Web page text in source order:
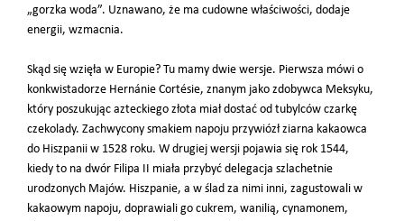
„gorzka woda”. Uznawano, że ma cudowne właściwości, dodaje
energii, wzmacnia.
Skąd się wzięła w Europie? Tu mamy dwie wersje. Pierwsza mówi o
konkwistadorze Hernánie Cortésie, znanym jako zdobywca Meksyku,
który poszukując azteckiego złota miał dostać od tubylców czarkę
czekolady. Zachwycony smakiem napoju przywiózł ziarna kakaowca
do Hiszpanii w 1528 roku. W drugiej wersji pojawia się rok 1544,
kiedy to na dwór Filipa II miała przybyć delegacja szlachetnie
urodzonych Majów. Hiszpanie, a w ślad za nimi inni, zagustowali w
kakaowym napoju, doprawiali go cukrem, wanilią, cynamonem,